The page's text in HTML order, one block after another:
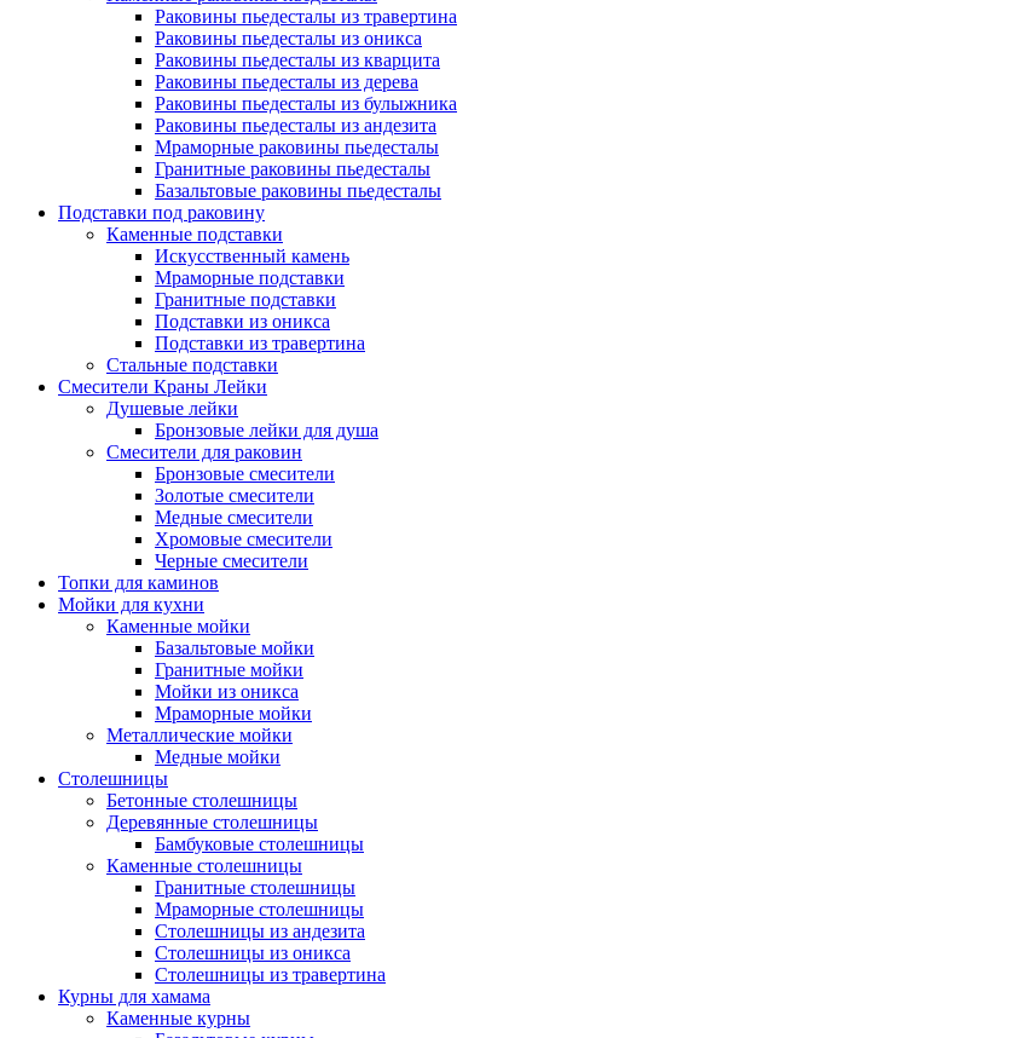
Раковины пьедесталы из травертина
Раковины пьедесталы из оникса
Раковины пьедесталы из кварцита
Раковины пьедесталы из дерева
Раковины пьедесталы из булыжника
Раковины пьедесталы из андезита
Мраморные раковины пьедесталы
Гранитные раковины пьедесталы
Базальтовые раковины пьедесталы
Подставки под раковину
Каменные подставки
Искусственный камень
Мраморные подставки
Гранитные подставки
Подставки из оникса
Подставки из травертина
Стальные подставки
Смесители Краны Лейки
Душевые лейки
Бронзовые лейки для душа
Смесители для раковин
Бронзовые смесители
Золотые смесители
Медные смесители
Хромовые смесители
Черные смесители
Топки для каминов
Мойки для кухни
Каменные мойки
Базальтовые мойки
Гранитные мойки
Мойки из оникса
Мраморные мойки
Металлические мойки
Медные мойки
Столешницы
Бетонные столешницы
Деревянные столешницы
Бамбуковые столешницы
Каменные столешницы
Гранитные столешницы
Мраморные столешницы
Столешницы из андезита
Столешницы из оникса
Столешницы из травертина
Курны для хамама
Каменные курны